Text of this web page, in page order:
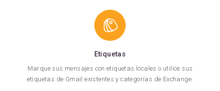
Etiquetas
Marque sus mensajes con etiquetas locales o utilice sus
etiquetas de Gmail existentes y categorías de Exchange.